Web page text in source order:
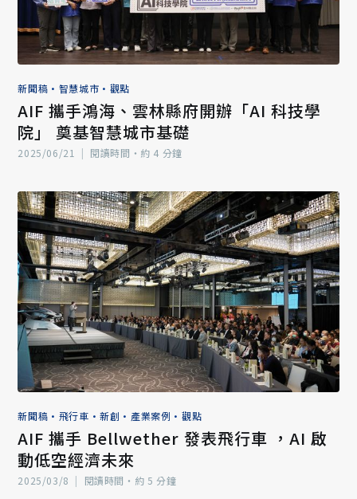
新聞稿 • 智慧城市 • 觀點
AIF 攜手鴻海、雲林縣府開辦「AI 科技學
院」 奠基智慧城市基礎
2025/06/21 | 閱讀時間‧約 4 分鐘
新聞稿 • 飛行車 •新創 • 產業案例 •觀點
AIF 攜手 Bellwether 發表飛行車 ，AI 啟
動低空經濟未來
2025/03/8 | 閱讀時間‧約 5 分鐘